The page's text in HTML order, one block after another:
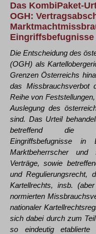
Das KombiPaket-
OGH:
Eingriffsbefugnisse
Die Entscheidung des
(OGH) als
Grenzen Österreichs
das Missbrauchsverbot
Reihe von
Auslegung des
sind. Das Urteil
betreffend die
Eingriffsbefugnisse
Marktbeherrscher und
Verträge, sowie
und
Kartellrechts, insb.
normierten
nationaler
sich dabei durch zum
so eindeutig